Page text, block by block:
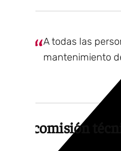
A todas las
mantenimiento
Una comisión